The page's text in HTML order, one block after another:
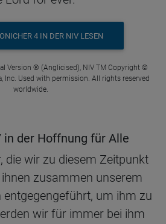
4 IN DER NIV LESEN
Version ® (Anglicised), NIV TM Copyright ©
Inc. Used with permission. All rights reserved
worldwide.
in der Hoffnung für Alle
die wir zu diesem Zeitpunkt
zusammen unserem
entgegengeführt, um ihm zu
wir für immer bei ihm